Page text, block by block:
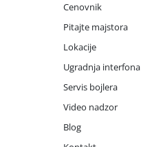
Cenovnik
Pitajte majstora
Lokacije
Ugradnja interfona
Servis bojlera
Video nadzor
Blog